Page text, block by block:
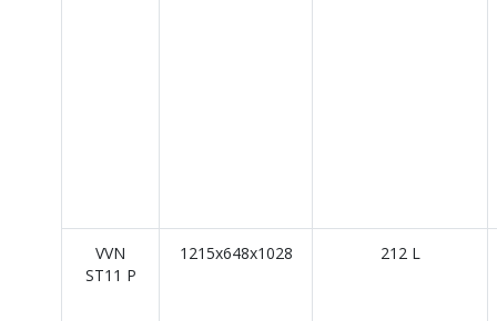
VVN
ST11 P
1215x648x1028 212 L